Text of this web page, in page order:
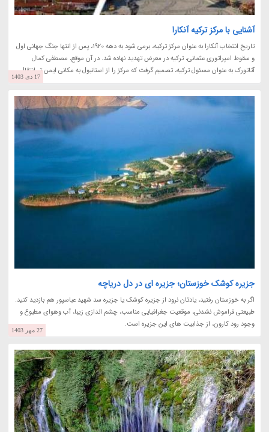
آشنایی با مرکز ترکیه آنکارا
تاریخ انتخاب آنکارا به عنوان مرکز ترکیه، برمی شود به دهه 1920، پس از انتها جنگ جهانی اول
و سقوط امپراتوری عثمانی، ترکیه در معرض تهدید نهاده شد. در آن موقع، مصطفی کمال
آتاتورک به عنوان مسئول ترکیه، تصمیم گرفت که مرکز را از استانبول به مکانی ایمن تر انتقال...
17 دی 1403
جزیره کوشک خوزستان؛ جزیره ای در دل دریاچه
اگر به خوزستان رفتید، یادتان نرود از جزیره کوشک یا جزیره سد شهید عباسپور هم بازدید کنید.
طبیعتی فراموش نشدنی، موقعیت جغرافیایی مناسب، چشم اندازی زیبا، آب وهوای مطبوع و
وجود رود کارون، از جذابیت های این جزیره است.
27 مهر 1403